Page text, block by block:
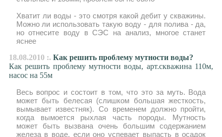
Хватит ли воды - это смотря какой дебит у скважины.
Можно ли использовать такую воду - для полива - да,
но отнесите воду в СЭС на анализ, многое станет
яснее
18.08.2010 :. Как решить проблему мутности воды?
Как решить проблему мутности воды, арт.скважина 110м,
насос на 55м
Весь вопрос и состоит в том, что это за муть. Вода
может быть белесая (слишком большая жесткость,
вымывает известняк). Со временем должно пройти,
когда вымоется рыхлая часть породы. Мутность
может быть вызвана очень большим содержанием
железа в воде, если оно успевает выпасть в осадок